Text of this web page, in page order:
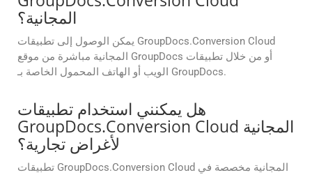
المجانية؟
يمكن الوصول إلى تطبيقات GroupDocs.Conversion Cloud
المجانية مباشرة من موقع GroupDocs أو من خلال تطبيقات
الويب أو الهاتف المحمول الخاصة بـ GroupDocs.
هل يمكنني استخدام تطبيقات
GroupDocs.Conversion Cloud المجانية
لأغراض تجارية؟
تطبيقات GroupDocs.Conversion Cloud المجانية مخصصة في